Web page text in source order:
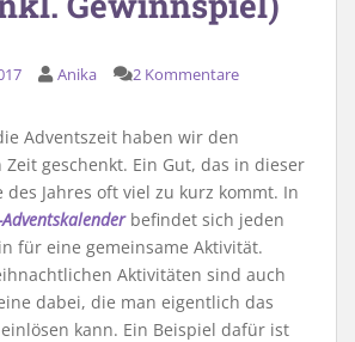
Anika 2 Kommentare
Adventszeit haben wir den
geschenkt. Ein Gut, das in dieser
des Jahres oft viel zu kurz kommt. In
befindet sich jeden
für eine gemeinsame Aktivität.
Aktivitäten sind auch
dabei, die man eigentlich das
kann. Ein Beispiel dafür ist